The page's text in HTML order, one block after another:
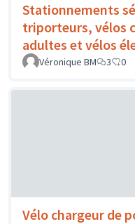
Stationnements
triporteurs, vélos
adultes et vélos
Véronique BM 3 0
Vélo chargeur de